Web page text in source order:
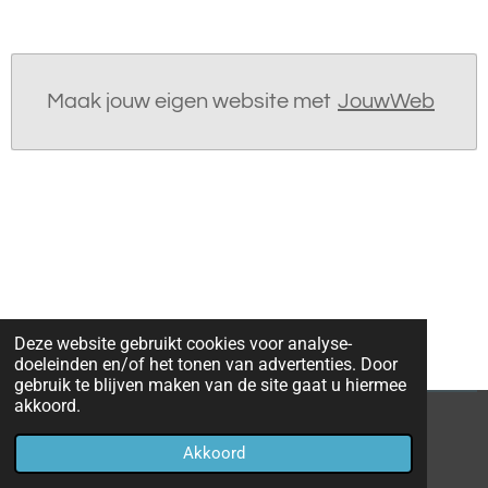
Deze website gebruikt cookies voor analyse-
doeleinden en/of het tonen van advertenties. Door
gebruik te blijven maken van de site gaat u hiermee
akkoord.
Akkoord
Maak jouw eigen website met JouwWeb